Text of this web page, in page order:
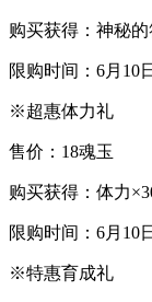
购买获得：神秘
限购时间：6月10
※超惠体力礼
售价：18魂玉
购买获得：体力
限购时间：6月10
※特惠育成礼